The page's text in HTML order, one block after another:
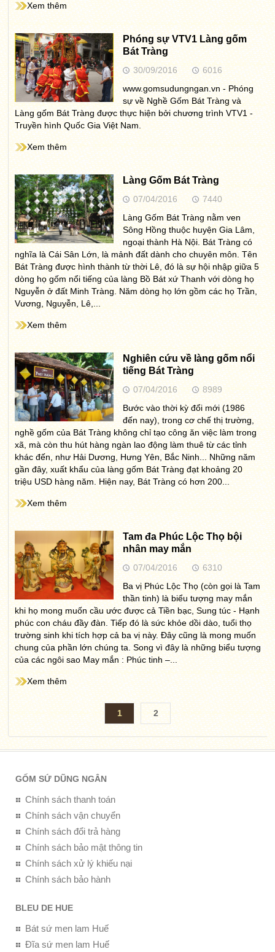
Xem thêm
Phóng sự VTV1 Làng gốm
Bát Tràng
30/09/2016
6016
www.gomsudungngan.vn - Phóng
sự về Nghề Gốm Bát Tràng và
Làng gốm Bát Tràng được thực hiện bởi chương trình VTV1 -
Truyền hình Quốc Gia Việt Nam.
Xem thêm
Làng Gốm Bát Tràng
07/04/2016
7440
Làng Gốm Bát Tràng nằm ven
Sông Hồng thuộc huyện Gia Lâm,
ngoại thành Hà Nội. Bát Tràng có
nghĩa là Cái Sân Lớn, là mảnh đất dành cho chuyên môn. Tên
Bát Tràng được hình thành từ thời Lê, đó là sự hội nhập giữa 5
dòng họ gốm nổi tiếng của làng Bồ Bát xứ Thanh với dòng họ
Nguyễn ở đất Minh Tràng. Năm dòng họ lớn gồm các họ Trần,
Vương, Nguyễn, Lê,...
Xem thêm
Nghiên cứu về làng gốm nổi
tiếng Bát Tràng
07/04/2016
8989
Bước vào thời kỳ đổi mới (1986
đến nay), trong cơ chế thị trường,
nghề gốm của Bát Tràng không chỉ tạo công ăn việc làm trong
xã, mà còn thu hút hàng ngàn lao động làm thuê từ các tỉnh
khác đến, như Hải Dương, Hưng Yên, Bắc Ninh... Những năm
gần đây, xuất khẩu của làng gốm Bát Tràng đạt khoảng 20
triệu USD hàng năm. Hiện nay, Bát Tràng có hơn 200...
Xem thêm
Tam đa Phúc Lộc Thọ bội
nhân may mắn
07/04/2016
6310
Ba vị Phúc Lộc Thọ (còn gọi là Tam
thần tinh) là biểu tượng may mắn
khi họ mong muốn cầu ước được cả Tiền bạc, Sung túc - Hạnh
phúc con cháu đầy đàn. Tiếp đó là sức khỏe dồi dào, tuổi thọ
trường sinh khi tích hợp cả ba vị này. Đây cũng là mong muốn
chung của phần lớn chúng ta. Song vì đây là những biểu tượng
của các ngôi sao May mắn : Phúc tinh –...
Xem thêm
1 2
GỐM SỨ DŨNG NGÂN
Chính sách thanh toán
Chính sách vận chuyển
Chính sách đổi trả hàng
Chính sách bảo mật thông tin
Chính sách xử lý khiếu nại
Chính sách bảo hành
BLEU DE HUE
Bát sứ men lam Huế
Đĩa sứ men lam Huế